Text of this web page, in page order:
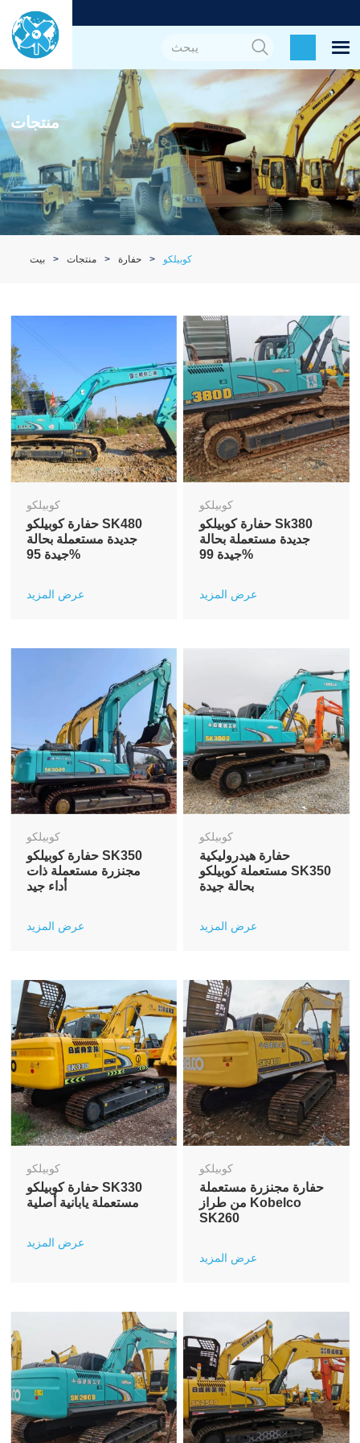
منتجات
بيت منتجات حفارة كوبيلكو
كوبيلكو
حفارة كوبيلكو SK480
جديدة مستعملة بحالة
جيدة 95%
عرض المزيد
كوبيلكو
حفارة كوبيلكو Sk380
جديدة مستعملة بحالة
جيدة 99%
عرض المزيد
كوبيلكو
حفارة كوبيلكو SK350
مجنزرة مستعملة ذات
أداء جيد
عرض المزيد
كوبيلكو
حفارة هيدروليكية
مستعملة كوبيلكو SK350
بحالة جيدة
عرض المزيد
كوبيلكو
حفارة كوبيلكو SK330
مستعملة يابانية أصلية
عرض المزيد
كوبيلكو
حفارة مجنزرة مستعملة
من طراز Kobelco
SK260
عرض المزيد